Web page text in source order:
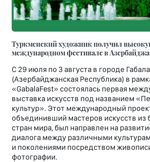
Туркменский художник получил
международном фестивале в
С 29 июля по 3 августа в городе Габала
(Азербайджанская Республика) в
«GabalaFest» состоялась первая
выставка искусств под названием
культур». Этот международный
объединивший мастеров искусств из
стран мира, был направлен на
диалога между различными
и поколениями посредством
фотографии.